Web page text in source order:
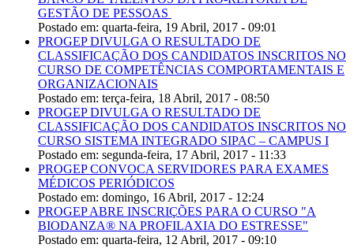
GESTÃO DE PESSOAS
Postado em: quarta-feira, 19 Abril, 2017 - 09:01
PROGEP DIVULGA O RESULTADO DE
CLASSIFICAÇÃO DOS CANDIDATOS INSCRITOS NO
CURSO DE COMPETÊNCIAS COMPORTAMENTAIS E
ORGANIZACIONAIS
Postado em: terça-feira, 18 Abril, 2017 - 08:50
PROGEP DIVULGA O RESULTADO DE
CLASSIFICAÇÃO DOS CANDIDATOS INSCRITOS NO
CURSO SISTEMA INTEGRADO SIPAC – CAMPUS I
Postado em: segunda-feira, 17 Abril, 2017 - 11:33
PROGEP CONVOCA SERVIDORES PARA EXAMES
MÉDICOS PERIÓDICOS
Postado em: domingo, 16 Abril, 2017 - 12:24
PROGEP ABRE INSCRIÇÕES PARA O CURSO "A
BIODANZA® NA PROFILAXIA DO ESTRESSE"
Postado em: quarta-feira, 12 Abril, 2017 - 09:10